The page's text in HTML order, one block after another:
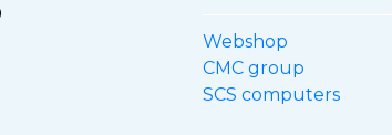
Webshop
CMC group
SCS computers